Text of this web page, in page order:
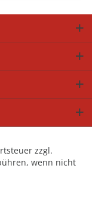
zzgl.
wenn nicht